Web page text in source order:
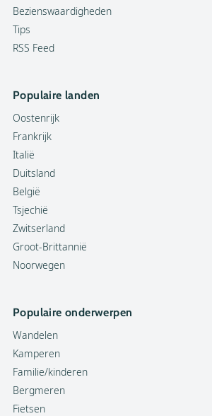
Bezienswaardigheden
Tips
RSS Feed
Populaire landen
Oostenrijk
Frankrijk
Italië
Duitsland
België
Tsjechië
Zwitserland
Groot-Brittannië
Noorwegen
Populaire onderwerpen
Wandelen
Kamperen
Familie/kinderen
Bergmeren
Fietsen